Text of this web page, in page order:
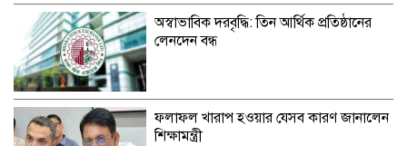
অস্বাভাবিক দরবৃদ্ধি: তিন আর্থিক প্রতিষ্ঠানের
লেনদেন বন্ধ
ফলাফল খারাপ হওয়ার যেসব কারণ জানালেন
শিক্ষামন্ত্রী